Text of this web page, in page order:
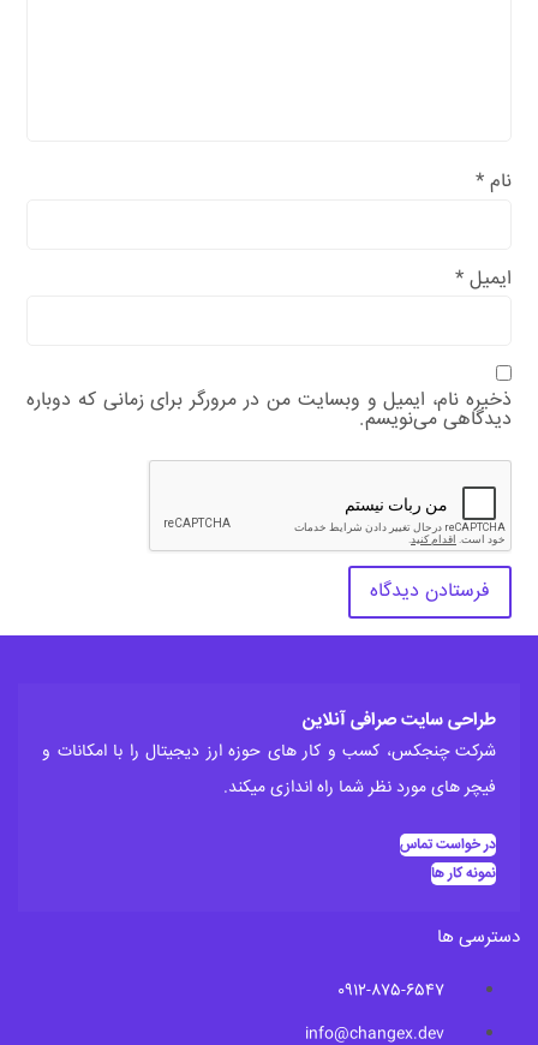
نام*
ایمیل*
ذخیره نام، ایمیل و وبسایت من در مرورگر برای زمانی که دوباره
دیدگاهی می‌نویسم.
طراحی سایت صرافی آنلاین
شرکت چنجکس، کسب و کار های حوزه ارز دیجیتال را با امکانات و
فیچر های مورد نظر شما راه اندازی میکند.
در خواست تماس
نمونه کار ها
دسترسی ها